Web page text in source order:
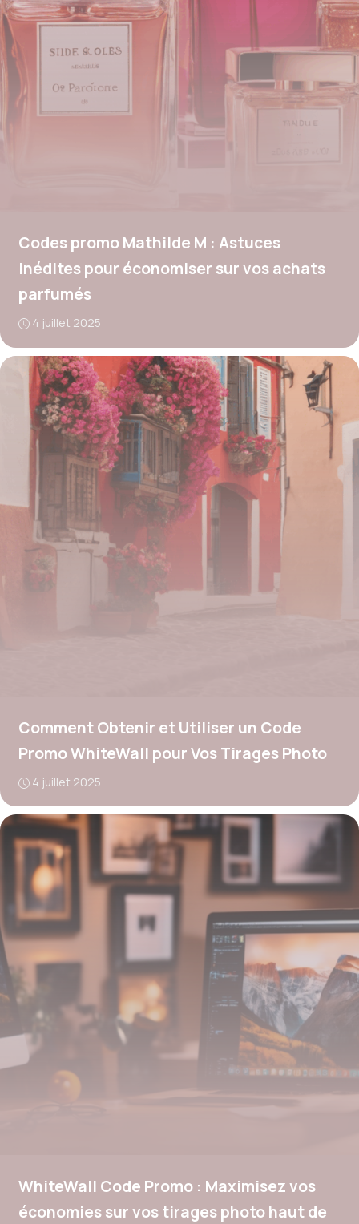
Codes promo Mathilde M : Astuces
inédites pour économiser sur vos achats
parfumés
4 juillet 2025
Comment Obtenir et Utiliser un Code
Promo WhiteWall pour Vos Tirages Photo
4 juillet 2025
WhiteWall Code Promo : Maximisez vos
économies sur vos tirages photo haut de